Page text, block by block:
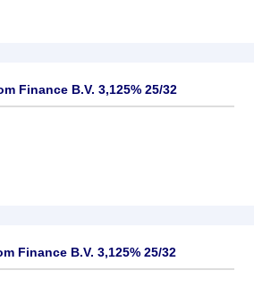
Finance B.V. 3,125% 25/32
Finance B.V. 3,125% 25/32